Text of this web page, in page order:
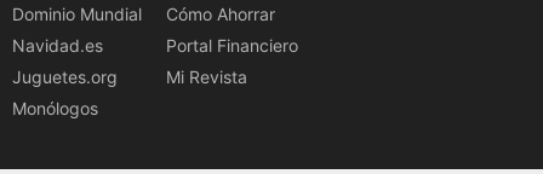
Dominio Mundial
Navidad.es
Juguetes.org
Monólogos
Cómo Ahorrar
Portal Financiero
Mi Revista